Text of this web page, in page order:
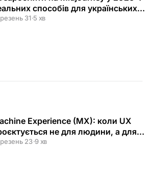
способів для українських
31·5 хв
Experience (MX): коли UX
не для людини, а для
агента
23·9 хв